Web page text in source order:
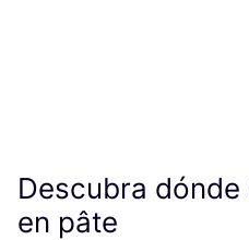
Descubra
en pâte